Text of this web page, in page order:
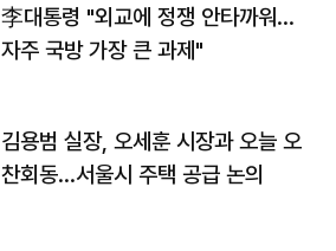
李대통령 "외교에 정쟁 안타까워…
자주 국방 가장 큰 과제"
김용범 실장, 오세훈 시장과 오늘 오
찬회동...서울시 주택 공급 논의